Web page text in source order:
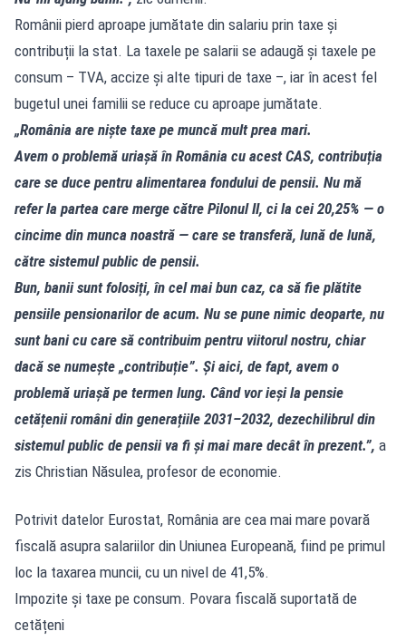
Românii pierd aproape jumătate din salariu prin taxe și
contribuții la stat. La taxele pe salarii se adaugă și taxele pe
consum – TVA, accize și alte tipuri de taxe –, iar în acest fel
bugetul unei familii se reduce cu aproape jumătate.
„România are niște taxe pe muncă mult prea mari.
Avem o problemă uriașă în România cu acest CAS, contribuția
care se duce pentru alimentarea fondului de pensii. Nu mă
refer la partea care merge către Pilonul II, ci la cei 20,25% — o
cincime din munca noastră — care se transferă, lună de lună,
către sistemul public de pensii.
Bun, banii sunt folosiți, în cel mai bun caz, ca să fie plătite
pensiile pensionarilor de acum. Nu se pune nimic deoparte, nu
sunt bani cu care să contribuim pentru viitorul nostru, chiar
dacă se numește „contribuție”. Și aici, de fapt, avem o
problemă uriașă pe termen lung. Când vor ieși la pensie
cetățenii români din generațiile 2031–2032, dezechilibrul din
sistemul public de pensii va fi și mai mare decât în prezent.”, a
zis Christian Năsulea, profesor de economie.
Potrivit datelor Eurostat, România are cea mai mare povară
fiscală asupra salariilor din Uniunea Europeană, fiind pe primul
loc la taxarea muncii, cu un nivel de 41,5%.
Impozite și taxe pe consum. Povara fiscală suportată de
cetățeni